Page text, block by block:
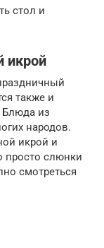
стол и
икрой
также и
Блюда из
народов.
икрой и
просто слюнки
смотреться